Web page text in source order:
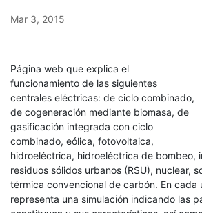
Mar 3, 2015
Página web que explica el
funcionamiento de las siguientes
centrales eléctricas: de ciclo combinado,
de cogeneración mediante biomasa, de
gasificación integrada con ciclo
combinado, eólica, fotovoltaica,
hidroeléctrica, hidroeléctrica de bombeo,
residuos sólidos urbanos (RSU), nuclear,
térmica convencional de carbón. En cada
representa una simulación indicando las